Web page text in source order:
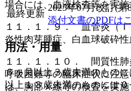
場合には、血液検査等を実施
１１．１．９． 血管炎（Ｉ
炎性肉芽腫症、白血球破砕性
１１．１．１０． 間質性肺
呼吸困難等の臨床症状に注
は、胸部Ｘ線等の検査を実
最終更新
2025年07月改訂(第
添付文書のPDFは
用法・用量
６ヶ月以上３歳未満のもの
以上１３歳未満のものには